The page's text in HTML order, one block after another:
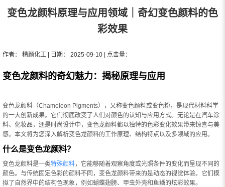
变色龙颜料原理与应用领域｜奇幻变色颜料的色
彩效果
作者： 精颜化工 | 日期： 2025-09-10 | 点击量：
变色龙颜料的奇幻魅力：揭秘原理与应用
变色龙颜料（Chameleon Pigments），又称变色颜料或变色粉，是现代材料科学
的一大创新成果。它们彻底改变了人们对颜色的认知与应用方式。无论是在汽车涂
料、化妆品，还是时尚设计中，变色龙颜料都以独特的色彩变化效果带来惊喜与美
感。本文将为您深入解析变色龙颜料的工作原理、结构特点以及多领域的应用。
什么是变色龙颜料？
变色龙颜料是一类特殊颜料，它能够随着观察角度或光照条件的变化而呈现不同的
颜色。与传统固定色彩的颜料不同，变色龙颜料带来的是动态的视觉体验。它们模
拟了自然界中的结构色现象，例如蝴蝶翅膀、甲虫外壳和鱼鳞的炫彩效果。